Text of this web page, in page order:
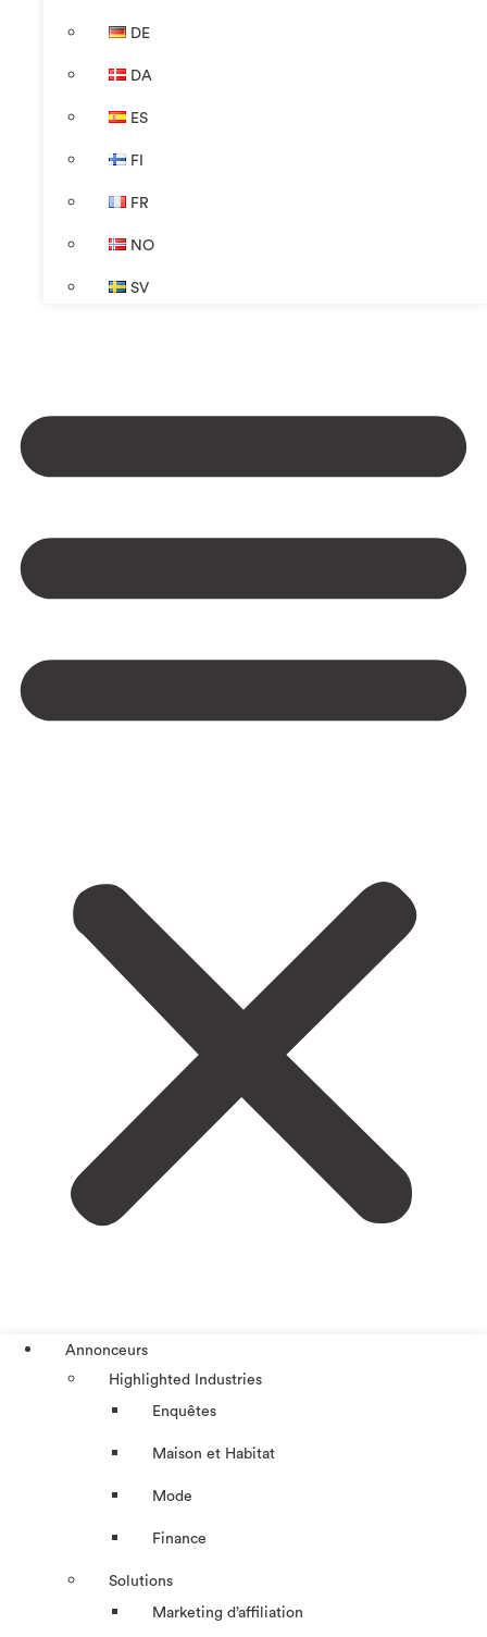
DE
DA
ES
FI
FR
NO
SV
Annonceurs
Highlighted Industries
Enquêtes
Maison et Habitat
Mode
Finance
Solutions
Marketing d’affiliation